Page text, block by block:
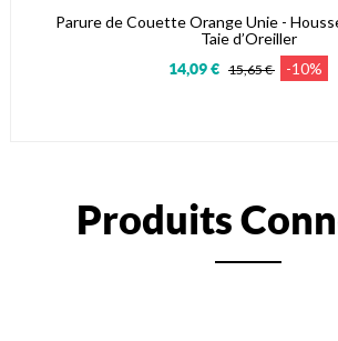
Parure de Couette Orange Unie -
Taie d’Oreiller
14,09 € 15,65 € -10%
Produits